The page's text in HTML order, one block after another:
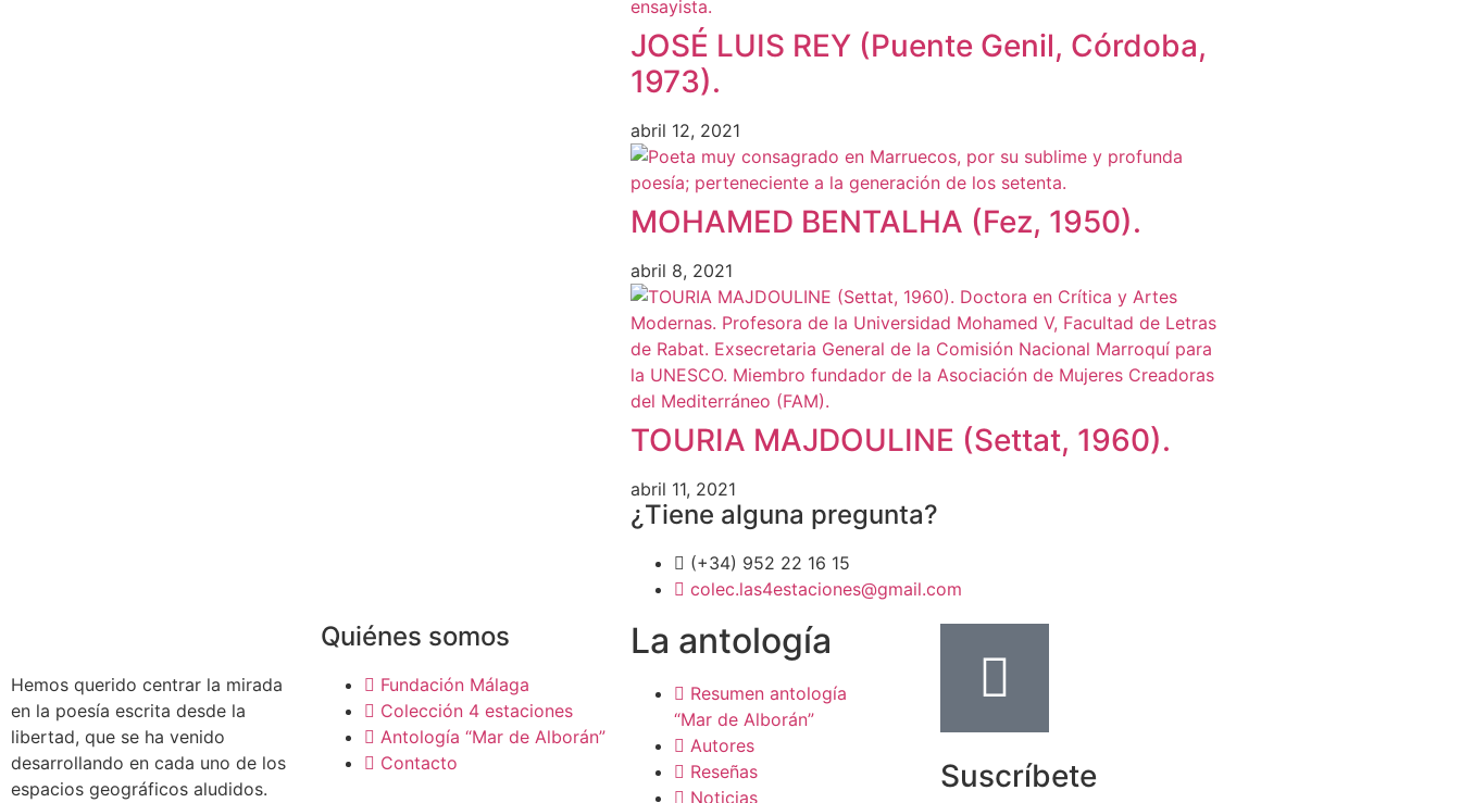
JOSÉ LUIS REY (Puente Genil, Córdoba,
1973).
abril 12, 2021
MOHAMED BENTALHA (Fez, 1950).
abril 8, 2021
TOURIA MAJDOULINE (Settat, 1960).
abril 11, 2021
¿Tiene alguna pregunta?
(+34) 952 22 16 15
colec.las4estaciones@gmail.com
Hemos querido centrar la mirada
en la poesía escrita desde la
libertad, que se ha venido
desarrollando en cada uno de los
espacios geográficos aludidos.
Quiénes somos
Fundación Málaga
Colección 4 estaciones
Antología “Mar de Alborán”
Contacto
La antología
Resumen antología
“Mar de Alborán”
Autores
Reseñas
Noticias
Suscríbete